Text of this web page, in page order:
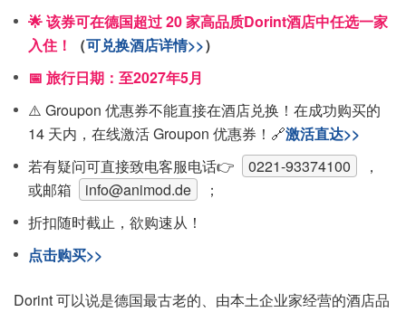
🌟 该券可在德国超过 20 家高品质Dorint酒店中任选一家
入住！
（可兑换酒店详情>>）
📅 旅行日期：至2027年5月
⚠️ Groupon 优惠券不能直接在酒店兑换！在成功购买的
14 天内，在线激活 Groupon 优惠券！🔗激活直达>>
若有疑问可直接致电客服电话👉
0221-93374100
，
或邮箱
info@animod.de
；
折扣随时截止，欲购速从！
点击购买>>
Dorint 可以说是德国最古老的、由本土企业家经营的酒店品